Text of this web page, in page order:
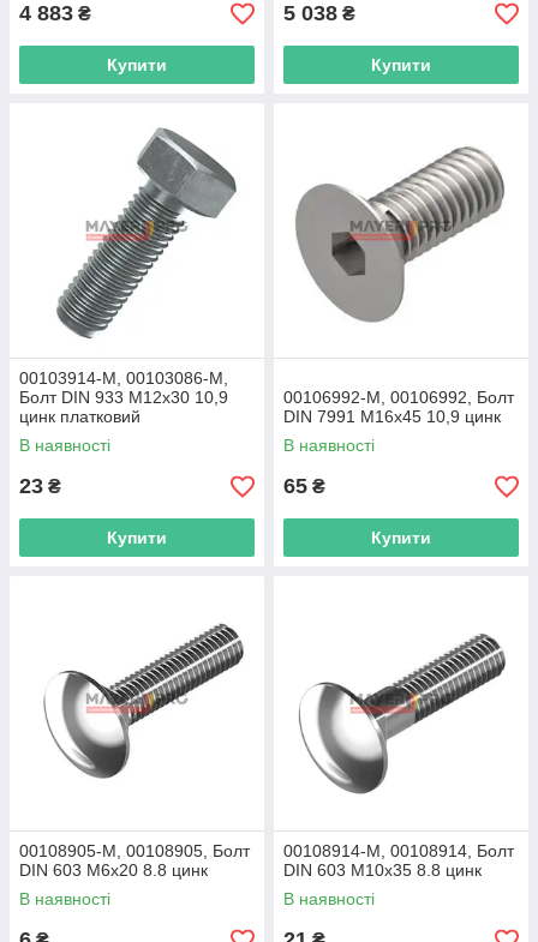
4 883 ₴
Купити
5 038 ₴
Купити
00103914-M, 00103086-M,
Болт DIN 933 M12x30 10,9
цинк платковий
В наявності
23 ₴
Купити
00106992-M, 00106992, Болт
DIN 7991 M16x45 10,9 цинк
В наявності
65 ₴
Купити
00108905-M, 00108905, Болт
DIN 603 M6x20 8.8 цинк
В наявності
00108914-M, 00108914, Болт
DIN 603 M10x35 8.8 цинк
В наявності